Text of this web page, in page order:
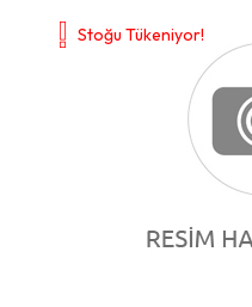
Stoğu Tükeniyor!